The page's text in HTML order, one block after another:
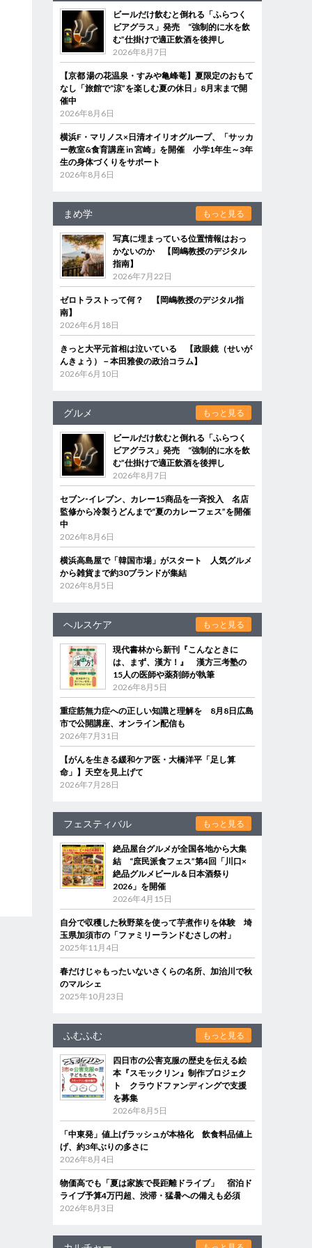
ビールだけ飲むと倒れる「ふらつく
ビアグラス」発売 “強制的に水を飲
む”仕掛けで適正飲酒を後押し
2026年8月7日
【京都 湯の花温泉・すみや亀峰菴】夏限定のおもて
なし「旅館で“涼”を楽しむ夏の休日」8月末まで開
催中
2026年8月6日
横浜F・マリノス×日清オイリオグループ、「サッカ
ー教室&食育講座 in 宮崎」を開催 小学1年生～3年
生の身体づくりをサポート
2026年8月6日
まめ学 もっと見る
写真に埋まっている位置情報はおっ
かないのか 【岡嶋教授のデジタル
指南】
2026年7月22日
ゼロトラストって何？ 【岡嶋教授のデジタル指
南】
2026年6月18日
きっと大平元首相は泣いている 【政眼鏡（せいが
んきょう）－本田雅俊の政治コラム】
2026年6月10日
グルメ もっと見る
ビールだけ飲むと倒れる「ふらつく
ビアグラス」発売 “強制的に水を飲
む”仕掛けで適正飲酒を後押し
2026年8月7日
セブン‐イレブン、カレー15商品を一斉投入 名店
監修から冷製うどんまで“夏のカレーフェス”を開催
中
2026年8月6日
横浜高島屋で「韓国市場」がスタート 人気グルメ
から雑貨まで約30ブランドが集結
2026年8月5日
ヘルスケア もっと見る
現代書林から新刊『こんなときに
は、まず、漢方！』 漢方三考塾の
15人の医師や薬剤師が執筆
2026年8月5日
重症筋無力症への正しい知識と理解を 8月8日広島
市で公開講座、オンライン配信も
2026年7月31日
【がんを生きる緩和ケア医・大橋洋平「足し算
命」】天空を見上げて
2026年7月28日
フェスティバル もっと見る
絶品屋台グルメが全国各地から大集
結 “庶民派食フェス”第4回「川口×
絶品グルメビール＆日本酒祭り
2026」を開催
2026年4月15日
自分で収穫した秋野菜を使って芋煮作りを体験 埼
玉県加須市の「ファミリーランドむさしの村」
2025年11月4日
春だけじゃもったいないさくらの名所、加治川で秋
のマルシェ
2025年10月23日
ふむふむ もっと見る
四日市の公害克服の歴史を伝える絵
本『スモックリン』制作プロジェク
ト クラウドファンディングで支援
を募集
2026年8月5日
「中東発」値上げラッシュが本格化 飲食料品値上
げ、約3年ぶりの多さに
2026年8月4日
物価高でも「夏は家族で長距離ドライブ」 宿泊ド
ライブ予算4万円超、渋滞・猛暑への備えも必須
2026年8月3日